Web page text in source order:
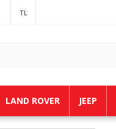
TL
LAND ROVER JEEP